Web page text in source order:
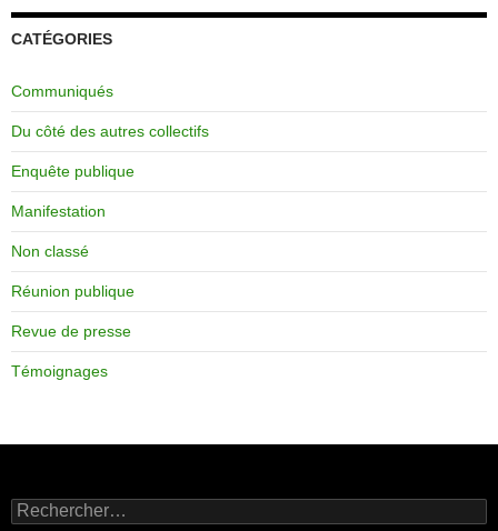
CATÉGORIES
Communiqués
Du côté des autres collectifs
Enquête publique
Manifestation
Non classé
Réunion publique
Revue de presse
Témoignages
Rechercher :